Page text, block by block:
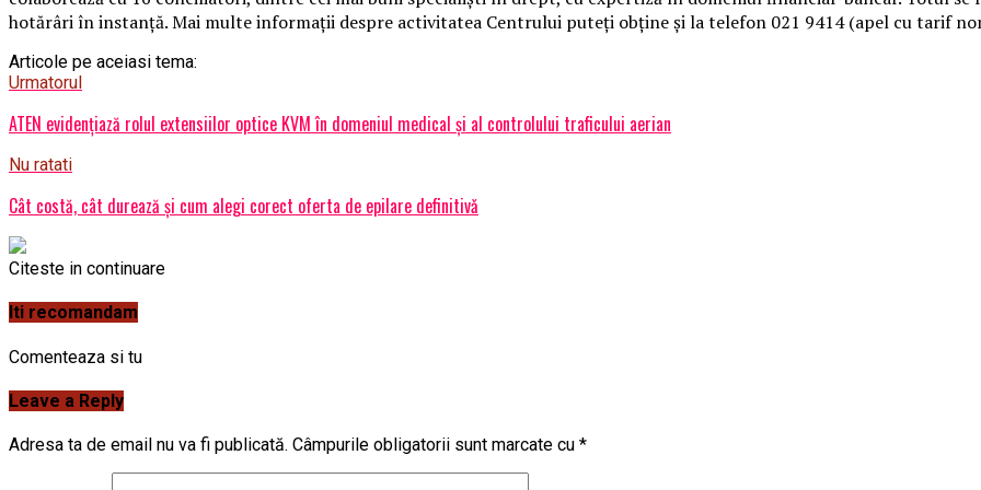
hotărâri în instanță. Mai multe informații despre activitatea Centrului puteți obține și la telefon 021 9414 (apel cu tarif
Articole pe aceiasi tema:
Urmatorul
ATEN evidențiază rolul extensiilor optice KVM în domeniul medical și al controlului traficului aerian
Nu ratati
Cât costă, cât durează și cum alegi corect oferta de epilare definitivǎ
Citeste in continuare
Iti recomandam
Comenteaza si tu
Leave a Reply
Adresa ta de email nu va fi publicată. Câmpurile obligatorii sunt marcate cu *